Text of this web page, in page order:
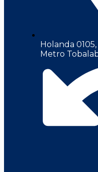
Holanda
Metro